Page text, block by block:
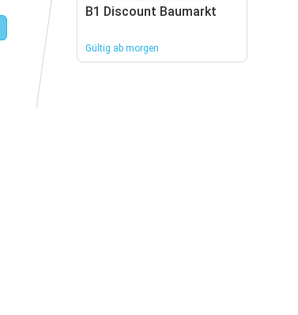
B1 Discount Baumarkt
Gültig ab morgen